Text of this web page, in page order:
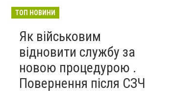
ТОП НОВИНИ
Як військовим
відновити службу за
новою процедурою .
Повернення після СЗЧ